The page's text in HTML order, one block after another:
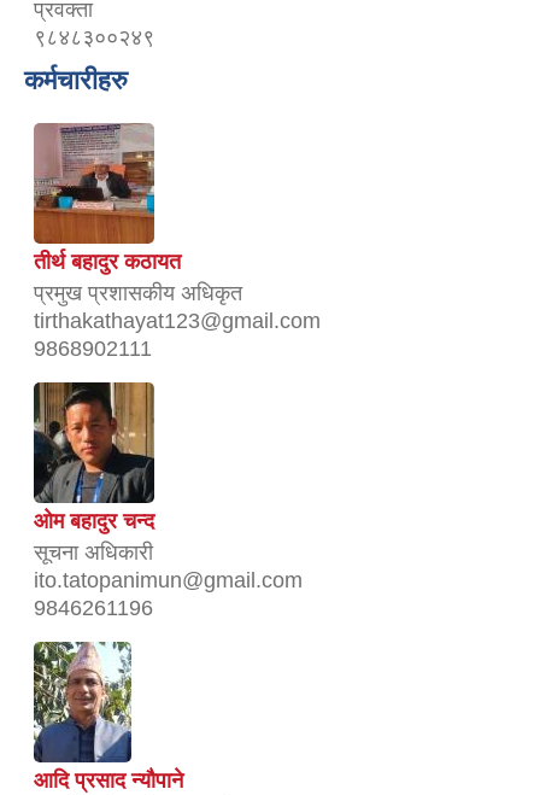
प्रवक्ता
९८४८३००२४९
कर्मचारीहरु
तीर्थ बहादुर कठायत
प्रमुख प्रशासकीय अधिकृत
tirthakathayat123@gmail.com
9868902111
ओम बहादुर चन्द
सूचना अधिकारी
ito.tatopanimun@gmail.com
9846261196
आदि प्रसाद न्यौपाने